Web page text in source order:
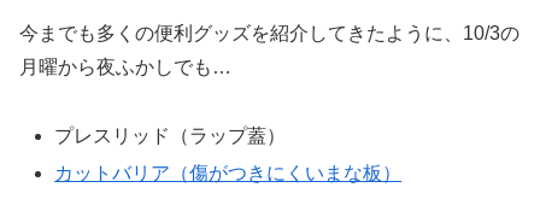
今までも多くの便利グッズを紹介してきたように、10/3の
月曜から夜ふかしでも…
プレスリッド（ラップ蓋）
カットバリア（傷がつきにくいまな板）